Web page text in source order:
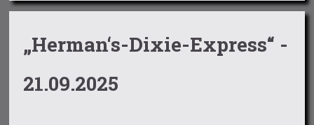
„Herman‘s-Dixie-Express“ -
21.09.2025